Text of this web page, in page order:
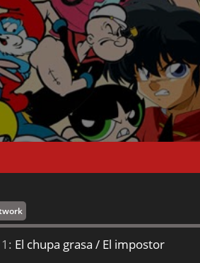
El chupa grasa / El impostor